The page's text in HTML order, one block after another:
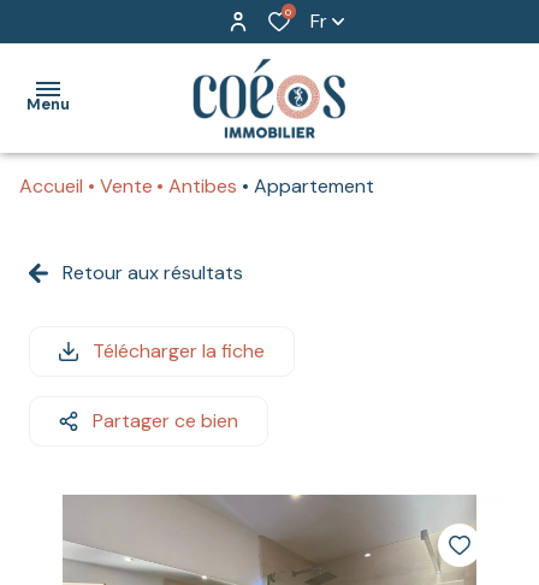
0 Fr
Menu
BIENS
TRANSACTION
PARTICULIERS
POUR
GESTION
AGENCE
GROUPE
Accueil Vente Antibes Appartement
Retour aux résultats
Télécharger la fiche
Partager ce bien